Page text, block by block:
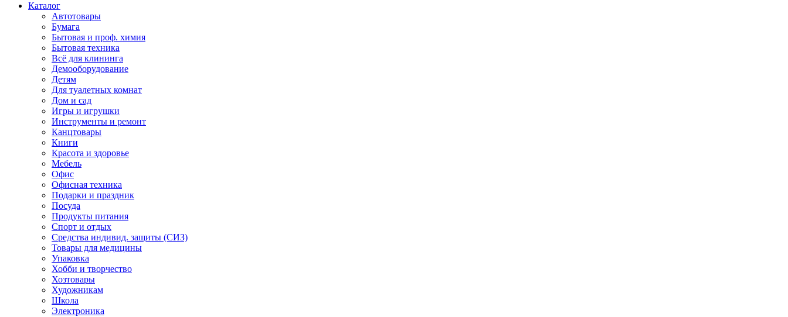
Каталог
Автотовары
Бумага
Бытовая и проф. химия
Бытовая техника
Всё для клининга
Демооборудование
Детям
Для туалетных комнат
Дом и сад
Игры и игрушки
Инструменты и ремонт
Канцтовары
Книги
Красота и здоровье
Мебель
Офис
Офисная техника
Подарки и праздник
Посуда
Продукты питания
Спорт и отдых
Средства индивид. защиты (СИЗ)
Товары для медицины
Упаковка
Хобби и творчество
Хозтовары
Художникам
Школа
Электроника